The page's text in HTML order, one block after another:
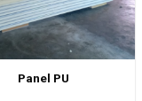
Panel PU